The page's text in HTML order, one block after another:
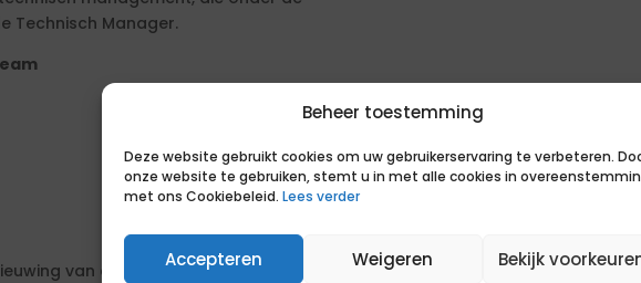
Beheer toestemming
Deze website gebruikt cookies om uw gebruikerservaring te verbeteren.
onze website te gebruiken, stemt u in met alle cookies in
met ons Cookiebeleid. Lees verder
Accepteren Weigeren Bekijk
Technisch Manager.
van de Prins Willem-Alexandersluis ben jij